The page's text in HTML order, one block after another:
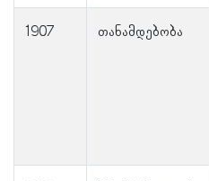
1907 თანამდებობა